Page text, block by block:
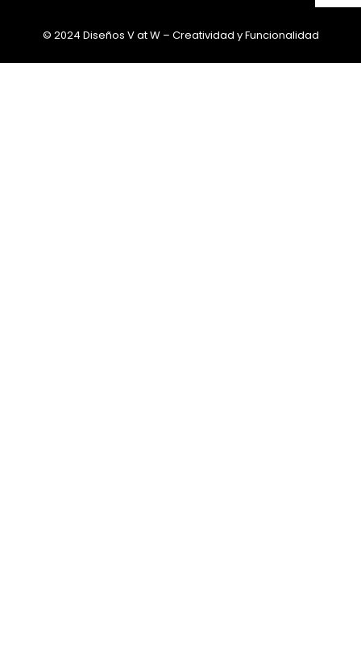
© 2024 Diseños V at W – Creatividad y Funcionalidad